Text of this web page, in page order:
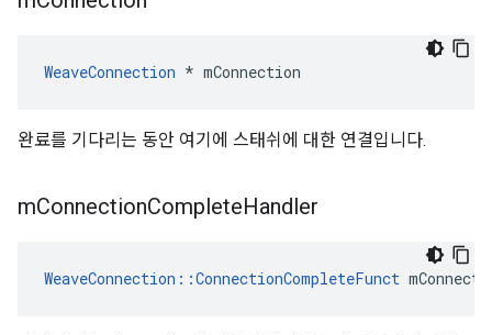
WeaveConnection * mConnection
완료를 기다리는 동안 여기에 스태쉬에 대한 연결입니다.
mConnectionCompleteHandler
WeaveConnection::ConnectionCompleteFunct